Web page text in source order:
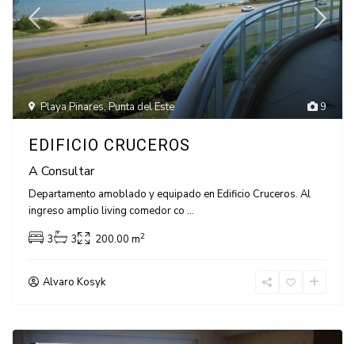
9
Playa Pinares,Punta del Este
EDIFICIO CRUCEROS
A Consultar
Departamento amoblado y equipado en Edificio Cruceros. Al
ingreso amplio living comedor co...
3
3 200.00 m2
Alvaro Kosyk